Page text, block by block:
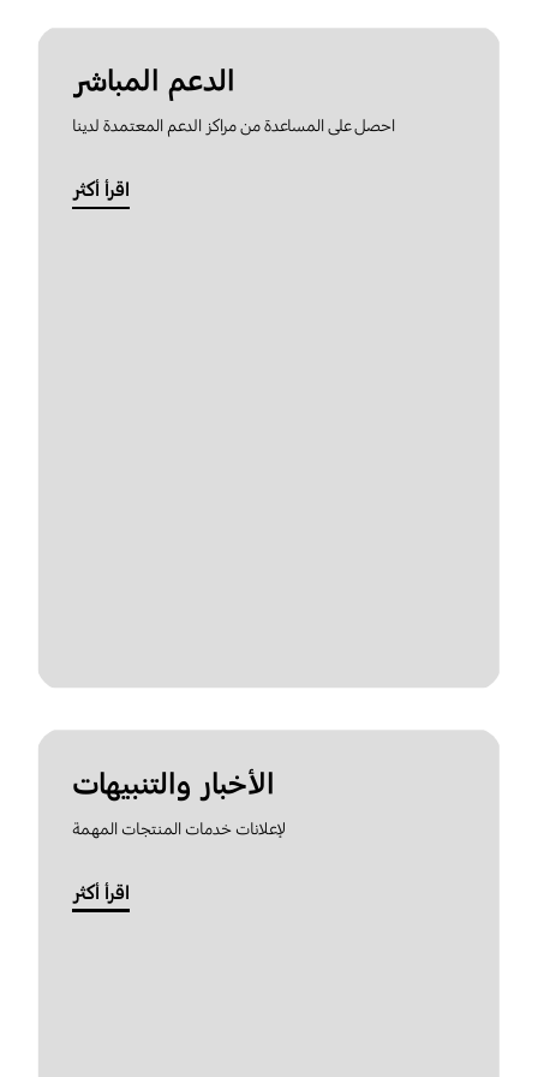
الدعم المباشر
احصل على المساعدة من مراكز الدعم المعتمدة لدينا
اقرأ أكثر
الأخبار والتنبيهات
لإعلانات خدمات المنتجات المهمة
اقرأ أكثر